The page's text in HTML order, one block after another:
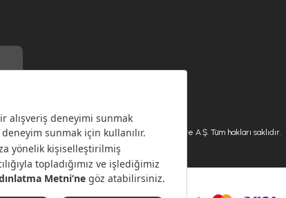
Karaca.com © 2026 - Karaca Züccaciye A.Ş. Tüm hakları saklıdır.